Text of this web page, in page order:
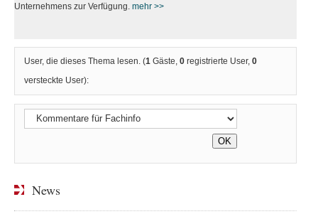
Unternehmens zur Verfügung. mehr >>
User, die dieses Thema lesen. (1 Gäste,0 registrierte User,0
versteckte User):
News